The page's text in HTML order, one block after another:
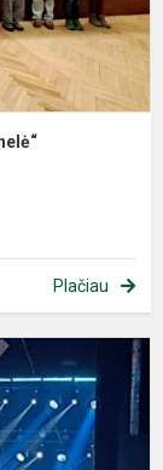
Plačiau